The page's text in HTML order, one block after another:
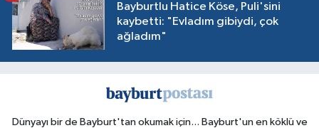
Bayburtlu Hatice Köse, Puli'sini
kaybetti: "Evladım gibiydi, çok
ağladım"
Dünyayı bir de Bayburt'tan okumak için... Bayburt'un en köklü ve